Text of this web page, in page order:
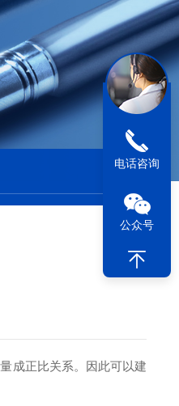
成正比关系。因此可以建
电话咨询
公众号